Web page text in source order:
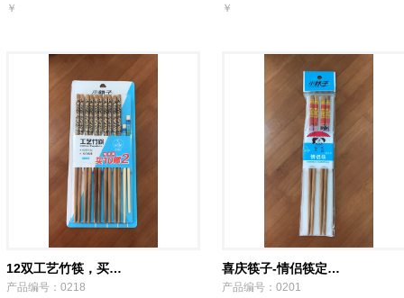
￥
￥
12双工艺竹筷，买…
产品编号：0218
喜庆筷子-情侣筷定…
产品编号：0201